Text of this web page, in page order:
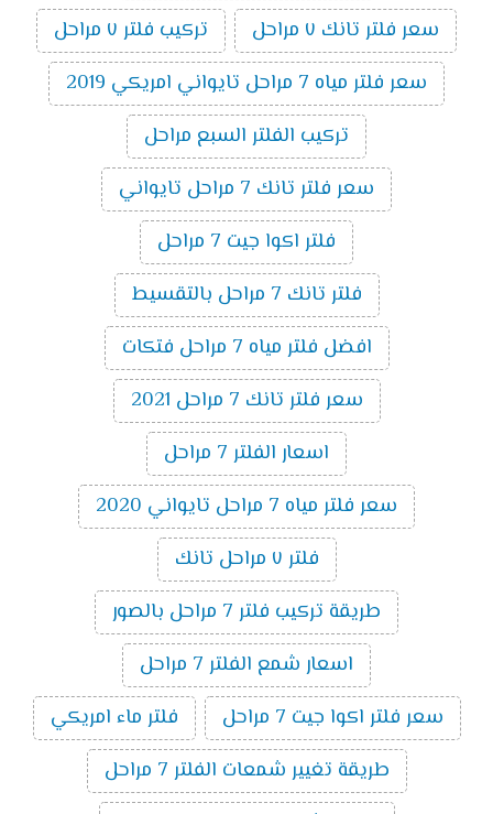
سعر فلتر تانك ٧ مراحل
تركيب فلتر ٧ مراحل
سعر فلتر مياه 7 مراحل تايواني امريكي 2019
تركيب الفلتر السبع مراحل
سعر فلتر تانك 7 مراحل تايواني
فلتر اكوا جيت 7 مراحل
فلتر تانك 7 مراحل بالتقسيط
افضل فلتر مياه 7 مراحل فتكات
سعر فلتر تانك 7 مراحل 2021
اسعار الفلتر 7 مراحل
سعر فلتر مياه 7 مراحل تايواني 2020
فلتر ٧ مراحل تانك
طريقة تركيب فلتر 7 مراحل بالصور
اسعار شمع الفلتر 7 مراحل
سعر فلتر اكوا جيت 7 مراحل
فلتر ماء امريكي
طريقة تغيير شمعات الفلتر 7 مراحل